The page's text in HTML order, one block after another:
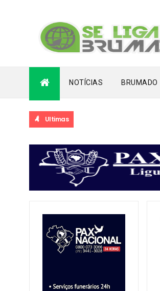
NOTÍCIAS BRUMADO
Ultimas